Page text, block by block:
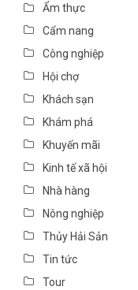
Ẩm thực
Cẩm nang
Công nghiệp
Hội chợ
Khách sạn
Khám phá
Khuyến mãi
Kinh tế xã hội
Nhà hàng
Nông nghiệp
Thủy Hải Sản
Tin tức
Tour